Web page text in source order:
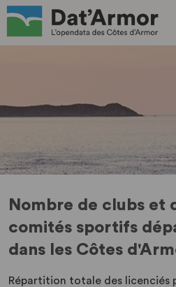
Nombre de clubs et
comités sportifs
dans les Côtes
Répartition totale des licenciés